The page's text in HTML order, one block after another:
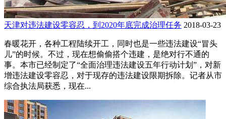
天津对违法建设零容忍，到2020年底完成治理任务 2018-03-23
春暖花开，各种工程陆续开工，同时也是一些违法建设“冒头
儿”的时候。不过，现在想偷偷搭个违建，是绝对行不通的
事。本市已经制定了“全面治理违法建设五年行动计划”，对新
增违法建设零容忍，对于现存的违法建设限期拆除。记者从市
综合执法局获悉，现在...